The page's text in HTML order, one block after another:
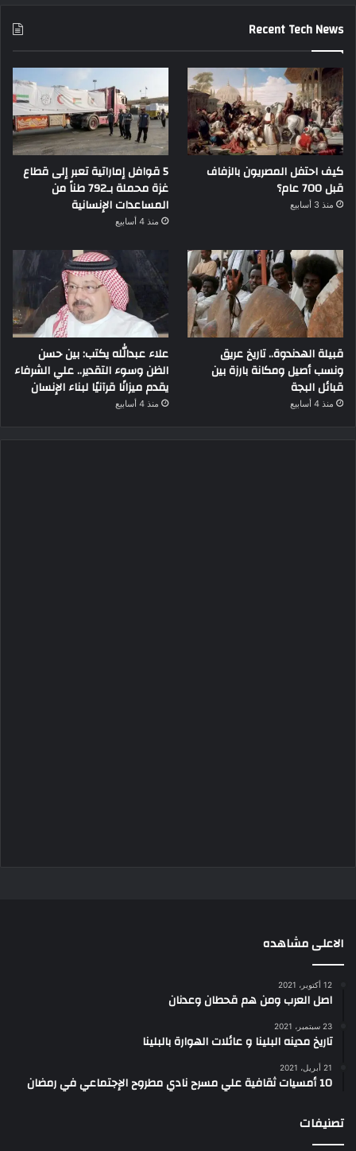
Recent Tech News
كيف احتفل المصريون بالزفاف
قبل 700 عام؟
منذ 3 أسابيع
5 قوافل إماراتية تعبر إلى قطاع
غزة محملة بـ792 طناً من
المساعدات الإنسانية
منذ 4 أسابيع
قبيلة الهدندوة.. تاريخ عريق
ونسب أصيل ومكانة بارزة بين
قبائل البجة
منذ 4 أسابيع
علاء عبدالله يكتب: بين حسن
الظن وسوء التقدير.. علي الشرفاء
يقدم ميزانًا قرآنيًا لبناء الإنسان
منذ 4 أسابيع
الاعلى مشاهده
12 أكتوبر، 2021
اصل العرب ومن هم قحطان وعدنان
23 سبتمبر، 2021
تاريخ مدينه البلينا و عائلات الهوارة بالبلينا
21 أبريل، 2021
10 أمسيات ثقافية علي مسرح نادي مطروح الإجتماعي في رمضان
تصنيفات